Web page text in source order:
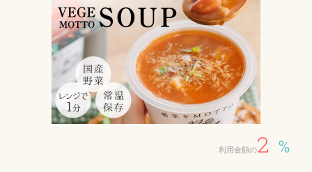
利用金額の2 %